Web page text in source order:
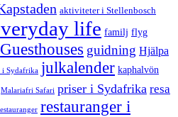
aktiviteter i Stellenbosch
life familj flyg
Guesthouses guidning Hjälpa
i Sydafrika julkalender kaphalvön
Malariafri Safari priser i Sydafrika resa
restauranger i